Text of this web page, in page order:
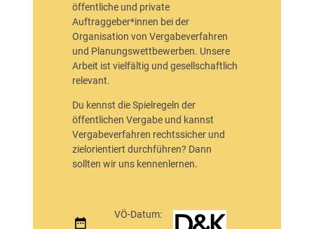
öffentliche und private
Auftraggeber*innen bei der
Organisation von Vergabeverfahren
und Planungswettbewerben. Unsere
Arbeit ist vielfältig und gesellschaftlich
relevant.
Du kennst die Spielregeln der
öffentlichen Vergabe und kannst
Vergabeverfahren rechtssicher und
zielorientiert durchführen? Dann
sollten wir uns kennenlernen.
VÖ-Datum: